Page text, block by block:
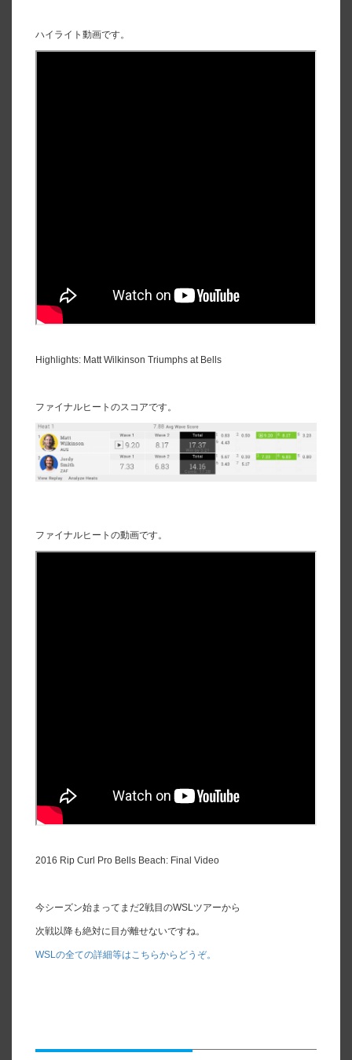
ハイライト動画です。
Highlights: Matt Wilkinson Triumphs at Bells
ファイナルヒートのスコアです。
ファイナルヒートの動画です。
2016 Rip Curl Pro Bells Beach: Final Video
今シーズン始まってまだ2戦目のWSLツアーから
次戦以降も絶対に目が離せないですね。
WSLの全ての詳細等はこちらからどうぞ。